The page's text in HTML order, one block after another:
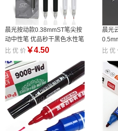
晨光按动款0.38mmST笔尖按
动中性笔 优品秒干黑色水性笔
书写文具
比 优 价 ￥4.50
晨光
比 优